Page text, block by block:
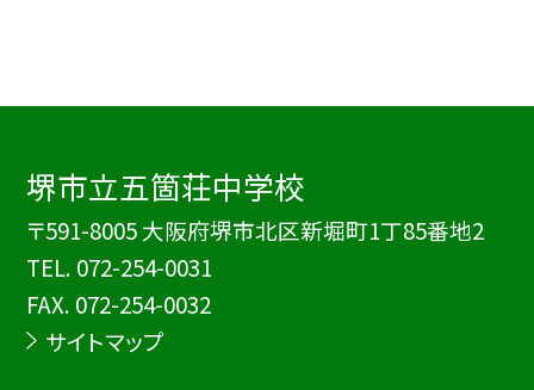
堺市立五箇荘中学校
〒591-8005 大阪府堺市北区新堀町1丁85番地2
TEL. 072-254-0031
FAX. 072-254-0032
サイトマップ